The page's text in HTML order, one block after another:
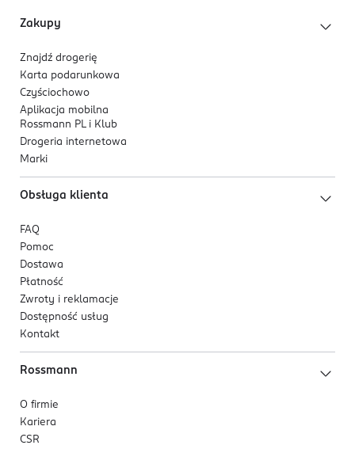
Zakupy
Znajdź drogerię
Karta podarunkowa
Czyściochowo
Aplikacja mobilna
Rossmann PL i Klub
Drogeria internetowa
Marki
Obsługa klienta
FAQ
Pomoc
Dostawa
Płatność
Zwroty i reklamacje
Dostępność usług
Kontakt
Rossmann
O firmie
Kariera
CSR